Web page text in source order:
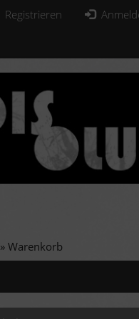
Registrieren
» Warenkorb